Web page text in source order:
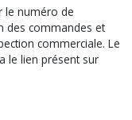
le numéro de
des commandes et
commerciale. Le
le lien présent sur